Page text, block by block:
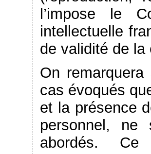
l’impose le
intellectuelle
de validité de la
On
cas évoqués
et la présence
personnel, ne
abordés.